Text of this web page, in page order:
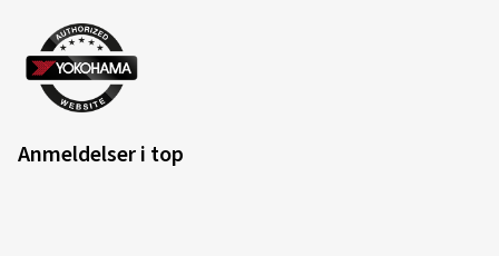
Anmeldelser i top